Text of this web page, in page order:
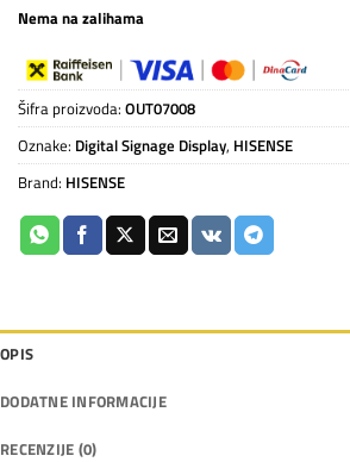
Nema na zalihama
Šifra proizvoda: OUT07008
Oznake: Digital Signage Display, HISENSE
Brand: HISENSE
OPIS
DODATNE INFORMACIJE
RECENZIJE (0)